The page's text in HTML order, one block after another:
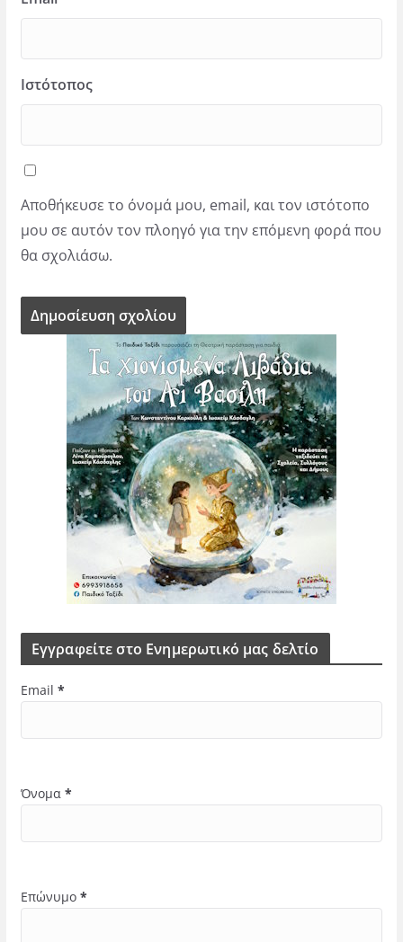
Ιστότοπος
Αποθήκευσε το όνομά μου, email, και τον ιστότοπο
μου σε αυτόν τον πλοηγό για την επόμενη φορά που
θα σχολιάσω.
Εγγραφείτε στο Ενημερωτικό μας δελτίο
Email *
Όνομα *
Επώνυμο *